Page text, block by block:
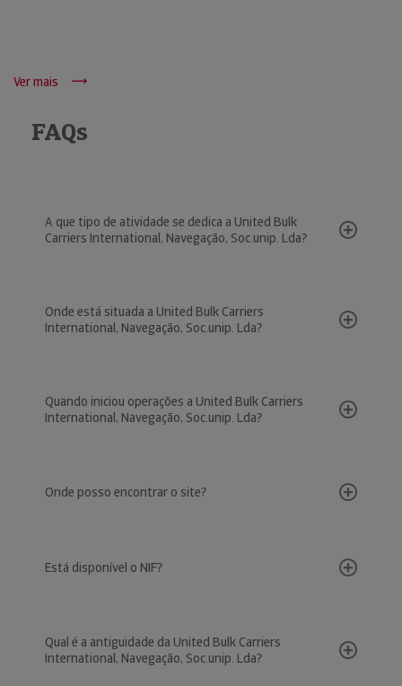
Ver mais
FAQs
A que tipo de atividade se dedica a United Bulk
Carriers International, Navegação, Soc.unip. Lda?
Onde está situada a United Bulk Carriers
International, Navegação, Soc.unip. Lda?
Quando iniciou operações a United Bulk Carriers
International, Navegação, Soc.unip. Lda?
Onde posso encontrar o site?
Está disponível o NIF?
Qual é a antiguidade da United Bulk Carriers
International, Navegação, Soc.unip. Lda?